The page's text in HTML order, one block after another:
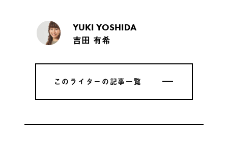
YUKI YOSHIDA
吉田 有希
このライターの記事一覧
このライターの記事一覧